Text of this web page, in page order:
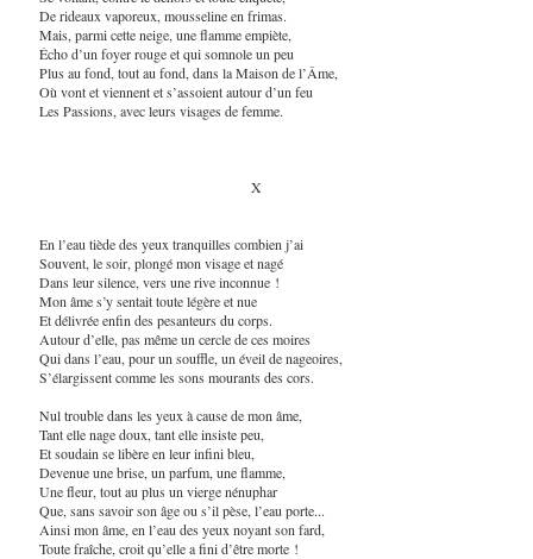
De rideaux vaporeux, mousseline en frimas.
Mais, parmi cette neige, une flamme empiète,
Écho d’un foyer rouge et qui somnole un peu
Plus au fond, tout au fond, dans la Maison de l’Âme,
Où vont et viennent et s’assoient autour d’un feu
Les Passions, avec leurs visages de femme.
X
En l’eau tiède des yeux tranquilles combien j’ai
Souvent, le soir, plongé mon visage et nagé
Dans leur silence, vers une rive inconnue !
Mon âme s’y sentait toute légère et nue
Et délivrée enfin des pesanteurs du corps.
Autour d’elle, pas même un cercle de ces moires
Qui dans l’eau, pour un souffle, un éveil de nageoires,
S’élargissent comme les sons mourants des cors.
Nul trouble dans les yeux à cause de mon âme,
Tant elle nage doux, tant elle insiste peu,
Et soudain se libère en leur infini bleu,
Devenue une brise, un parfum, une flamme,
Une fleur, tout au plus un vierge nénuphar
Que, sans savoir son âge ou s’il pèse, l’eau porte...
Ainsi mon âme, en l’eau des yeux noyant son fard,
Toute fraîche, croit qu’elle a fini d’être morte !